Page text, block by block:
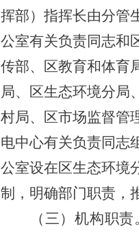
挥部）指挥长由分管
公室有关负责同志和
传部、
区教育和体育
局、
区生态环境分局、
村局、
区市场监督管
电中心有关负责同志
公室设在区生态环境
制，明确部门职责，
（三）机构职责